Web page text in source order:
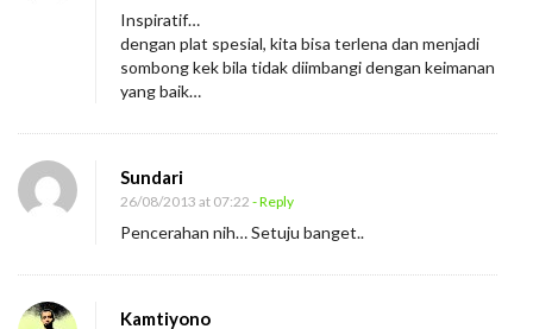
g
a
i
m
n
a
Inspiratif…
dengan plat spesial, kita bisa terlena dan menjadi
sombong kek bila tidak diimbangi dengan keimanan
yang baik…
Sundari
26/08/2013 at 07:22 - Reply
Pencerahan nih… Setuju banget..
Kamtiyono